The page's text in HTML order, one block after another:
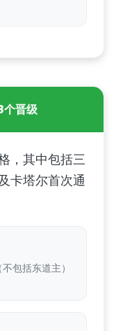
晋级
，其中包括三
卡塔尔首次通
包括东道主）